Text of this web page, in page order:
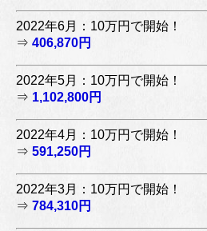
2022年6月：10万円で開始！
⇒ 406,870円
2022年5月：10万円で開始！
⇒ 1,102,800円
2022年4月：10万円で開始！
⇒ 591,250円
2022年3月：10万円で開始！
⇒ 784,310円